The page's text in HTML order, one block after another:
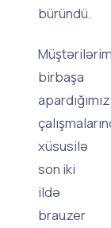
büründü.
birbaşa
apardığımız
xüsusilə
son iki
ildə
brauzer